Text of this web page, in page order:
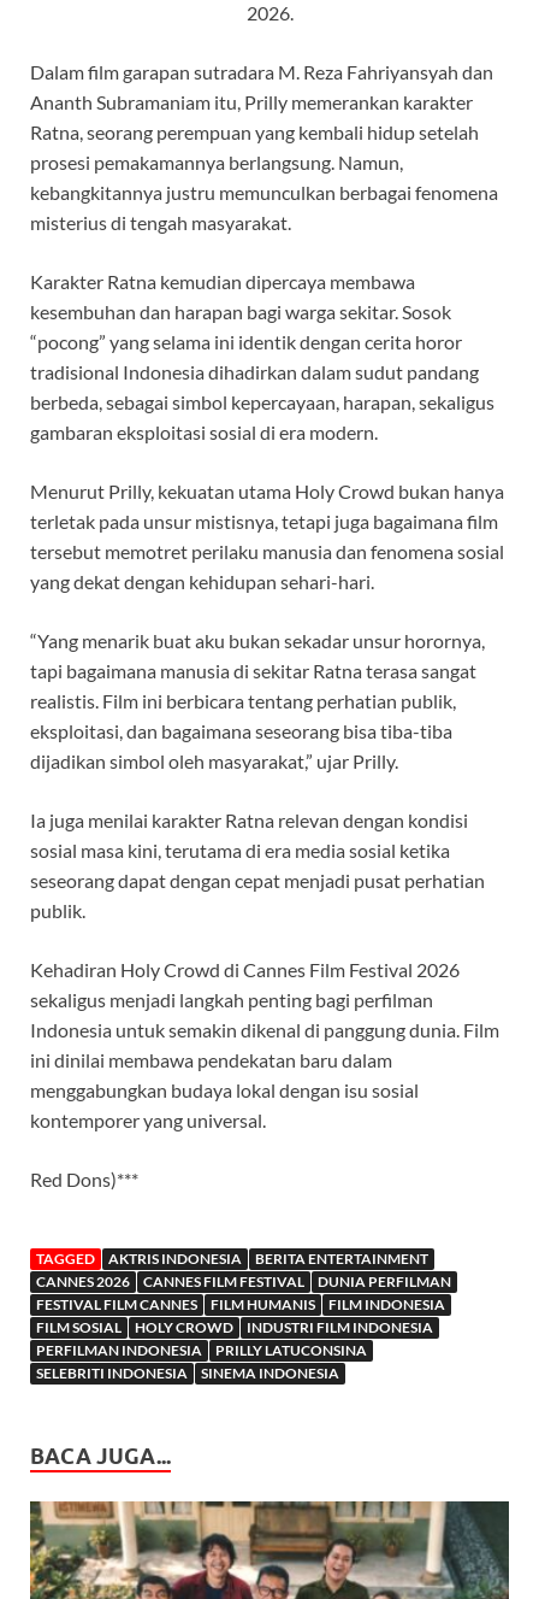
2026.
Dalam film garapan sutradara M. Reza Fahriyansyah dan
Ananth Subramaniam itu, Prilly memerankan karakter
Ratna, seorang perempuan yang kembali hidup setelah
prosesi pemakamannya berlangsung. Namun,
kebangkitannya justru memunculkan berbagai fenomena
misterius di tengah masyarakat.
Karakter Ratna kemudian dipercaya membawa
kesembuhan dan harapan bagi warga sekitar. Sosok
“pocong” yang selama ini identik dengan cerita horor
tradisional Indonesia dihadirkan dalam sudut pandang
berbeda, sebagai simbol kepercayaan, harapan, sekaligus
gambaran eksploitasi sosial di era modern.
Menurut Prilly, kekuatan utama Holy Crowd bukan hanya
terletak pada unsur mistisnya, tetapi juga bagaimana film
tersebut memotret perilaku manusia dan fenomena sosial
yang dekat dengan kehidupan sehari-hari.
“Yang menarik buat aku bukan sekadar unsur horornya,
tapi bagaimana manusia di sekitar Ratna terasa sangat
realistis. Film ini berbicara tentang perhatian publik,
eksploitasi, dan bagaimana seseorang bisa tiba-tiba
dijadikan simbol oleh masyarakat,” ujar Prilly.
Ia juga menilai karakter Ratna relevan dengan kondisi
sosial masa kini, terutama di era media sosial ketika
seseorang dapat dengan cepat menjadi pusat perhatian
publik.
Kehadiran Holy Crowd di Cannes Film Festival 2026
sekaligus menjadi langkah penting bagi perfilman
Indonesia untuk semakin dikenal di panggung dunia. Film
ini dinilai membawa pendekatan baru dalam
menggabungkan budaya lokal dengan isu sosial
kontemporer yang universal.
Red Dons)***
TAGGED AKTRIS INDONESIA
BERITA ENTERTAINMENT
CANNES 2026
CANNES FILM FESTIVAL
DUNIA PERFILMAN
FESTIVAL FILM CANNES
FILM HUMANIS
FILM INDONESIA
FILM SOSIAL
HOLY CROWD
INDUSTRI FILM INDONESIA
PERFILMAN INDONESIA
PRILLY LATUCONSINA
SELEBRITI INDONESIA
SINEMA INDONESIA
BACA JUGA...